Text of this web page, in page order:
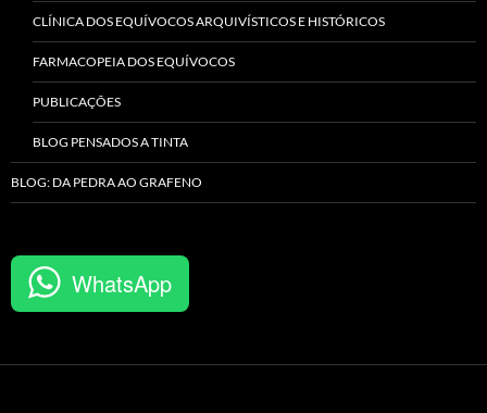
CLÍNICA DOS EQUÍVOCOS ARQUIVÍSTICOS E HISTÓRICOS
FARMACOPEIA DOS EQUÍVOCOS
PUBLICAÇÕES
BLOG PENSADOS A TINTA
BLOG: DA PEDRA AO GRAFENO
WhatsApp